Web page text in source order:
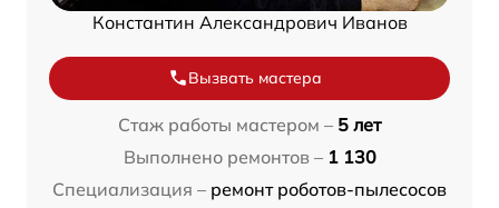
Константин Александрович Иванов
Вызвать мастера
Стаж работы мастером – 5 лет
Выполнено ремонтов – 1 130
Специализация – ремонт роботов-пылесосов